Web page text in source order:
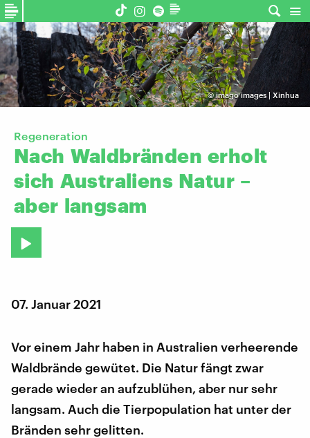
©imago images | Xinhua
Regeneration
Nach Waldbränden erholt
sich Australiens Natur –
aber langsam
07. Januar 2021
Vor einem Jahr haben in Australien verheerende
Waldbrände gewütet. Die Natur fängt zwar
gerade wieder an aufzublühen, aber nur sehr
langsam. Auch die Tierpopulation hat unter der
Bränden sehr gelitten.